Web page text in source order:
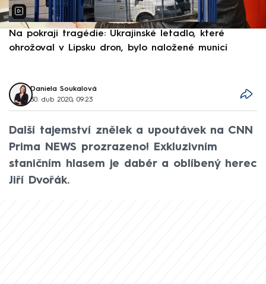
Na pokraji tragédie: Ukrajinské letadlo, které
ohrožoval v Lipsku dron, bylo naložené municí
Daniela Soukalová
30. dub 2020, 09:23
Další tajemství znělek a upoutávek na CNN
Prima NEWS prozrazeno! Exkluzivním
staničním hlasem je dabér a oblíbený herec
Jiří Dvořák.